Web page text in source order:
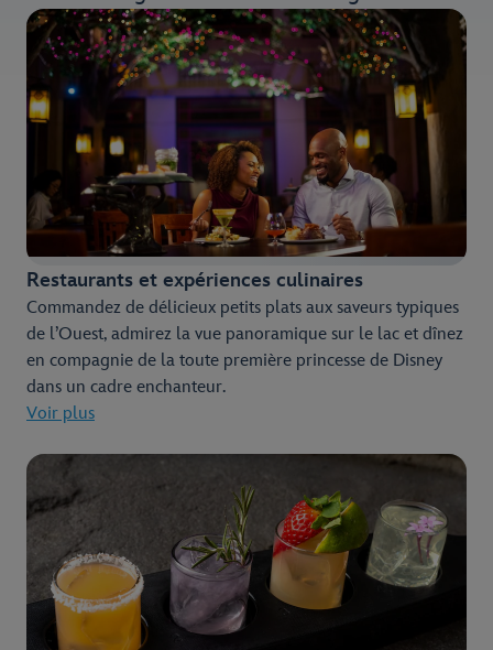
Restaurants et expériences culinaires
Commandez de délicieux petits plats aux saveurs typiques
de l’Ouest, admirez la vue panoramique sur le lac et dînez
en compagnie de la toute première princesse de Disney
dans un cadre enchanteur.
Voir plus